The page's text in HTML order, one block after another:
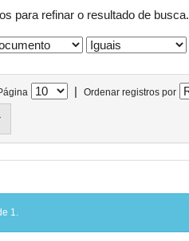
para refinar o resultado de busca.
| Ordenar registros por
1.